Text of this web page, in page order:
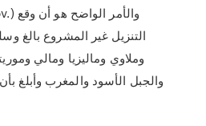
التنزيل غير المشروع بالغ
وملاوي وماليزيا ومالي
والجبل الأسود والمغرب وأبلغ